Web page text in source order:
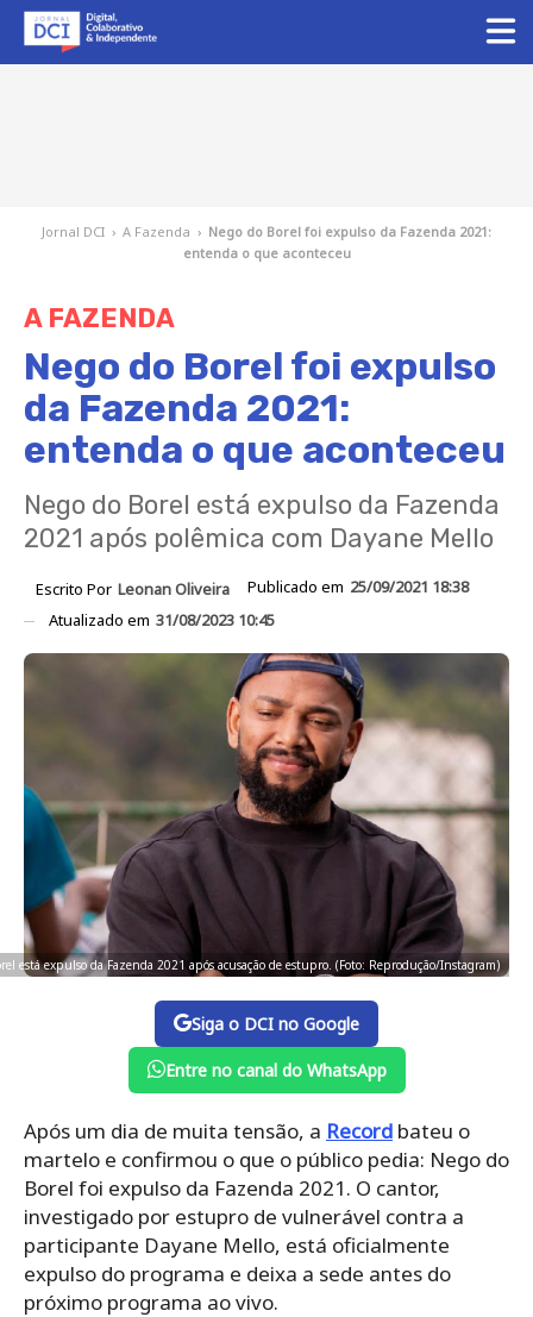
Jornal DCI › A Fazenda › Nego do Borel foi expulso da Fazenda 2021:
entenda o que aconteceu
A FAZENDA
Nego do Borel foi expulso
da Fazenda 2021:
entenda o que aconteceu
Nego do Borel está expulso da Fazenda
2021 após polêmica com Dayane Mello
Escrito Por Leonan Oliveira Publicado em 25/09/2021 18:38
Atualizado em 31/08/2023 10:45
está expulso da Fazenda 2021 após acusação de estupro. (Foto: Reprodução/Instagram)
Siga o DCI no Google
Entre no canal do WhatsApp
Após um dia de muita tensão, a Record bateu o
martelo e confirmou o que o público pedia: Nego do
Borel foi expulso da Fazenda 2021. O cantor,
investigado por estupro de vulnerável contra a
participante Dayane Mello, está oficialmente
expulso do programa e deixa a sede antes do
próximo programa ao vivo.